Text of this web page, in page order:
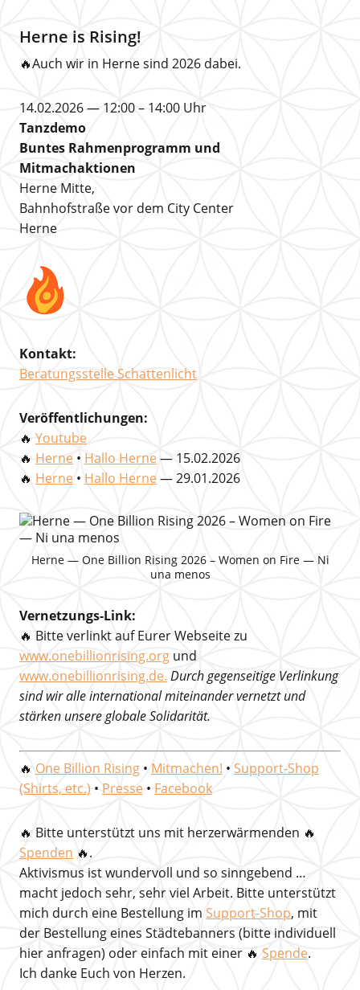
Herne is Rising!
🔥Auch wir in Herne sind 2026 dabei.
14.02.2026 — 12:00 – 14:00 Uhr
Tanzdemo
Buntes Rahmenprogramm und
Mitmachaktionen
Herne Mitte,
Bahnhofstraße vor dem City Center
Herne
Kontakt:
Beratungsstelle Schattenlicht
Veröffentlichungen:
🔥 Youtube
🔥 Herne • Hallo Herne — 15.02.2026
🔥 Herne• Hallo Herne — 29.01.2026
Herne — One Billion Rising 2026 – Women on Fire — Ni
una menos
Vernetzungs-Link:
🔥 Bitte verlinkt auf Eurer Webseite zu
www.onebillionrising.orgund
www.onebillionrising.de. Durch gegenseitige Verlinkung
sind wir alle international miteinander vernetzt und
stärken unsere globale Solidarität.
🔥 One Billion Rising• Mitmachen! • Support-Shop
(Shirts, etc.) • Presse• Facebook
🔥 Bitte unterstützt uns mit herzerwärmenden 🔥
Spenden 🔥.
Aktivismus ist wundervoll und so sinngebend …
macht jedoch sehr, sehr viel Arbeit. Bitte unterstützt
mich durch eine Bestellung im Support-Shop, mit
der Bestellung eines Städtebanners (bitte individuell
hier anfragen) oder einfach mit einer 🔥 Spende.
Ich danke Euch von Herzen.